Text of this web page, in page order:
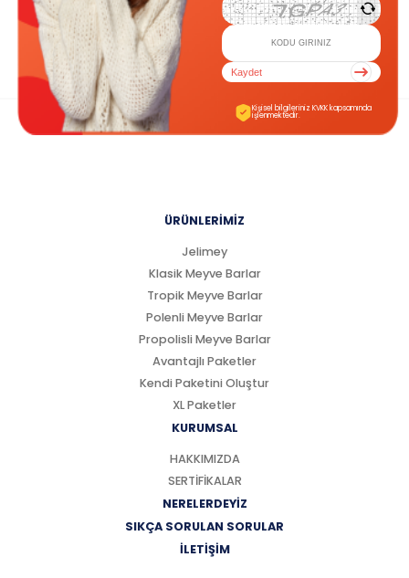
Kaydet
Kişisel bilgileriniz KVKK kapsamında
işlenmektedir.
ÜRÜNLERİMİZ
Jelimey
Klasik Meyve Barlar
Tropik Meyve Barlar
Polenli Meyve Barlar
Propolisli Meyve Barlar
Avantajlı Paketler
Kendi Paketini Oluştur
XL Paketler
KURUMSAL
HAKKIMIZDA
SERTİFİKALAR
NERELERDEYİZ
SIKÇA SORULAN SORULAR
İLETİŞİM